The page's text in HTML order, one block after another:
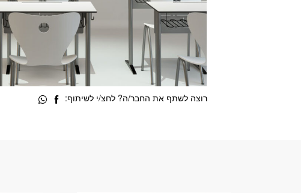
רוצה לשתף את החבר/ה? לחצ/י לשיתוף: